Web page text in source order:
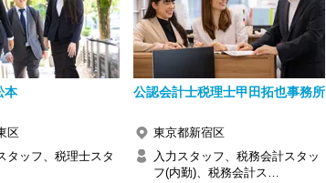
し＞
／研修費は全額会社負担
・実務の学習会あり
目指す社員が多数
＞
に向けた採用
フの声＞
本
区
タッフ、税理士スタ
公認会計士税理士甲田拓也事務所
東京都新宿区
入力スタッフ、税務会計スタッ
フ(内勤)、税務会計ス…